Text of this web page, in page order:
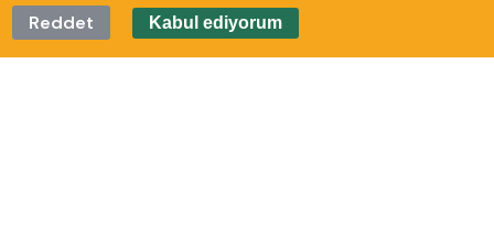
Reddet
Kabul ediyorum